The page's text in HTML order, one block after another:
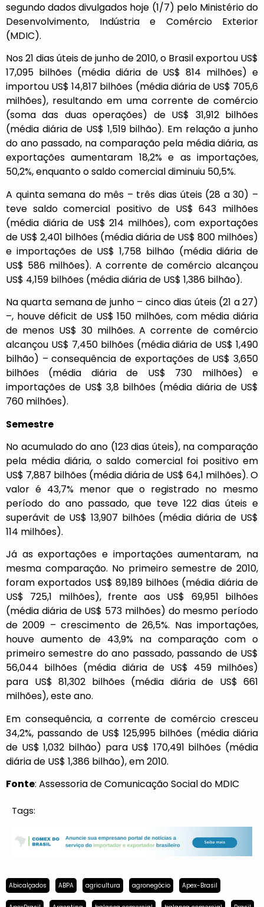
segundo dados divulgados hoje (1/7) pelo Ministério do
Desenvolvimento, Indústria e Comércio Exterior
(MDIC).
Nos 21 dias úteis de junho de 2010, o Brasil exportou US$
17,095 bilhões (média diária de US$ 814 milhões) e
importou US$ 14,817 bilhões (média diária de US$ 705,6
milhões), resultando em uma corrente de comércio
(soma das duas operações) de US$ 31,912 bilhões
(média diária de US$ 1,519 bilhão). Em relação a junho
do ano passado, na comparação pela média diária, as
exportações aumentaram 18,2% e as importações,
50,2%, enquanto o saldo comercial diminuiu 50,5%.
A quinta semana do mês – três dias úteis (28 a 30) –
teve saldo comercial positivo de US$ 643 milhões
(média diária de US$ 214 milhões), com exportações
de US$ 2,401 bilhões (média diária de US$ 800 milhões)
e importações de US$ 1,758 bilhão (média diária de
US$ 586 milhões). A corrente de comércio alcançou
US$ 4,159 bilhões (média diária de US$ 1,386 bilhão).
Na quarta semana de junho – cinco dias úteis (21 a 27)
–, houve déficit de US$ 150 milhões, com média diária
de menos US$ 30 milhões. A corrente de comércio
alcançou US$ 7,450 bilhões (média diária de US$ 1,490
bilhão) – consequência de exportações de US$ 3,650
bilhões (média diária de US$ 730 milhões) e
importações de US$ 3,8 bilhões (média diária de US$
760 milhões).
Semestre
No acumulado do ano (123 dias úteis), na comparação
pela média diária, o saldo comercial foi positivo em
US$ 7,887 bilhões (média diária de US$ 64,1 milhões). O
valor é 43,7% menor que o registrado no mesmo
período do ano passado, que teve 122 dias úteis e
superávit de US$ 13,907 bilhões (média diária de US$
114 milhões).
Já as exportações e importações aumentaram, na
mesma comparação. No primeiro semestre de 2010,
foram exportados US$ 89,189 bilhões (média diária de
US$ 725,1 milhões), frente aos US$ 69,951 bilhões
(média diária de US$ 573 milhões) do mesmo período
de 2009 – crescimento de 26,5%. Nas importações,
houve aumento de 43,9% na comparação com o
primeiro semestre do ano passado, passando de US$
56,044 bilhões (média diária de US$ 459 milhões)
para US$ 81,302 bilhões (média diária de US$ 661
milhões), este ano.
Em consequência, a corrente de comércio cresceu
34,2%, passando de US$ 125,995 bilhões (média diária
de US$ 1,032 bilhão) para US$ 170,491 bilhões (média
diária de US$ 1,386 bilhão), em 2010.
Fonte: Assessoria de Comunicação Social do MDIC
Tags:
Abicalçados ABPA agricultura agronegócio Apex-Brasil